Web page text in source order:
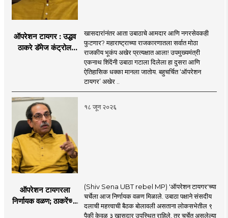
ऑपरेशन टायगर : उद्धव
ठाकरे डॅमेज कंट्रोल
शिंदेंकडे जाण्याच्या चर्चा
सुरू
खासदारांनंतर आता उबाठाचे आमदार आणि नगरसेवकही
फुटणार? महाराष्ट्राच्या राजकारणातला सर्वात मोठा
राजकीय भूकंप अखेर प्रत्यक्षात आला! उपमुख्यमंत्री
एकनाथ शिंदेंनी उबाठा गटाला दिलेला हा दुसरा आणि
ऐतिहासिक धक्का मानला जातोय. बहुचर्चित ‘ऑपरेशन
टायगर’ अखेर ..
१८ जून २०२६
ऑपरेशन टायगरला
निर्णायक वळण; ठाकरेंच्या
(Shiv Sena UBT rebel MP) 'ऑपरेशन टायगर'च्या
चर्चेला आज निर्णायक वळण मिळाले. उबाठा पक्षाने संसदीय
दलाची महत्त्वाची बैठक बोलावली असताना लोकसभेतील ९
पैकी केवळ ३ खासदार उपस्थित राहिले, तर चर्चेत असलेल्या